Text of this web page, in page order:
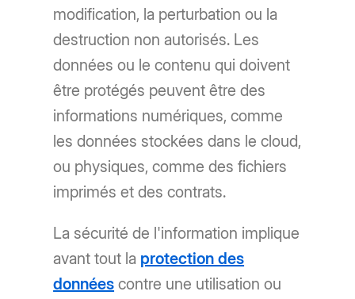
modification, la perturbation ou la
destruction non autorisés. Les
données ou le contenu qui doivent
être protégés peuvent être des
informations numériques, comme
les données stockées dans le cloud,
ou physiques, comme des fichiers
imprimés et des contrats.
La sécurité de l'information implique
avant tout la protection des
données contre une utilisation ou